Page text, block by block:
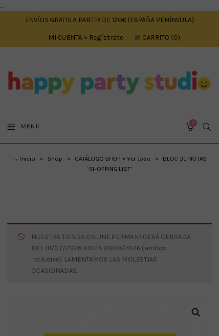
....
ENVÍOS GRATIS A PARTIR DE 120€ (ESPAÑA PENÍNSULA)
MI CUENTA » Regístrate CARRITO 0
MENU 0
→ Inicio » Shop » CATÁLOGO SHOP » Ver todo »
BLOC DE NOTAS
‘SHOPPING LIST’
NUESTRA TIENDA ONLINE PERMANECERÁ CERRADA
DEL 01/07/2026 HASTA 01/09/2026 (ambos
inclusive). LAMENTAMOS LAS MOLESTIAS
OCASIONADAS.